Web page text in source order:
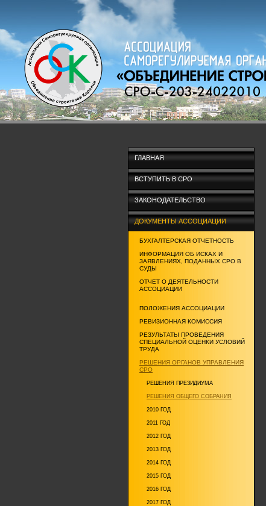
ГЛАВНАЯ
ВСТУПИТЬ В СРО
ЗАКОНОДАТЕЛЬСТВО
ДОКУМЕНТЫ АССОЦИАЦИИ
БУХГАЛТЕРСКАЯ ОТЧЕТНОСТЬ
ИНФОРМАЦИЯ ОБ ИСКАХ И
ЗАЯВЛЕНИЯХ, ПОДАННЫХ СРО В
СУДЫ
ОТЧЕТ О ДЕЯТЕЛЬНОСТИ
АССОЦИАЦИИ
ПОЛОЖЕНИЯ АССОЦИАЦИИ
РЕВИЗИОННАЯ КОМИССИЯ
РЕЗУЛЬТАТЫ ПРОВЕДЕНИЯ
СПЕЦИАЛЬНОЙ ОЦЕНКИ УСЛОВИЙ
ТРУДА
РЕШЕНИЯ ОРГАНОВ УПРАВЛЕНИЯ
СРО
РЕШЕНИЯ ПРЕЗИДИУМА
РЕШЕНИЯ ОБЩЕГО СОБРАНИЯ
2010 ГОД
2011 ГОД
2012 ГОД
2013 ГОД
2014 ГОД
2015 ГОД
2016 ГОД
2017 ГОД